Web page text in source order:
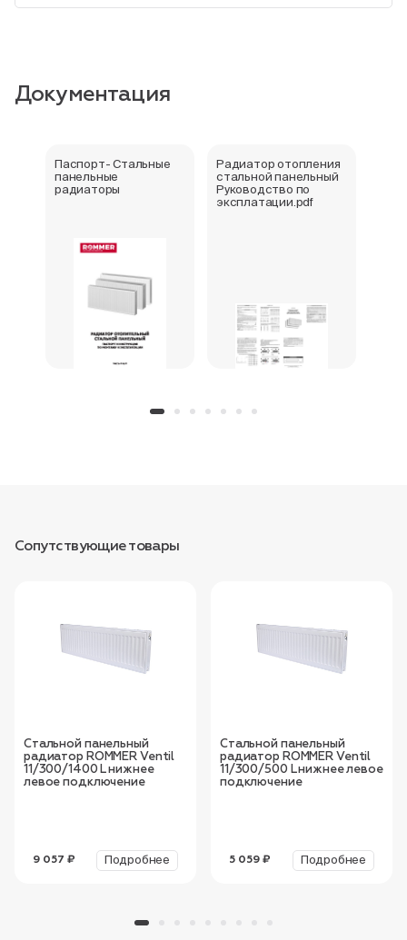
Документация
Паспорт- Стальные
панельные
радиаторы
Радиатор отопления
стальной панельный
Руководство по
эксплатации.pdf
Сопутствующие товары
Стальной панельный
радиатор ROMMER Ventil
11/300/1400 L нижнее
левое подключение
9 057 ₽ Подробнее
Стальной панельный
радиатор ROMMER Ventil
11/300/500 L нижнее левое
подключение
5 059 ₽ Подробнее